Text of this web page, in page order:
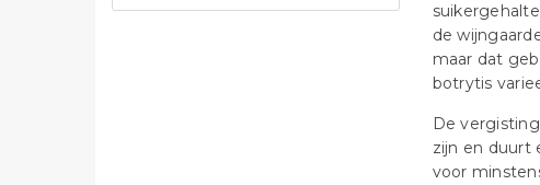
de
maar dat
botrytis
De
zijn en duurt
voor